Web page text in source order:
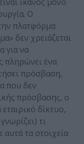
Ο
πλατφόρμα
δεν χρειάζεται
για να
πληρώνει ένα
πρόσβαση,
που δεν
πρόσβασης, ο
δίκτυο,
τι
αυτά τα στοιχεία